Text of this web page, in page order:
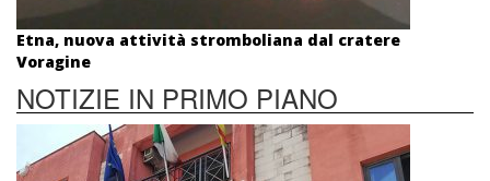
Etna, nuova attività stromboliana dal cratere
Voragine
NOTIZIE IN PRIMO PIANO